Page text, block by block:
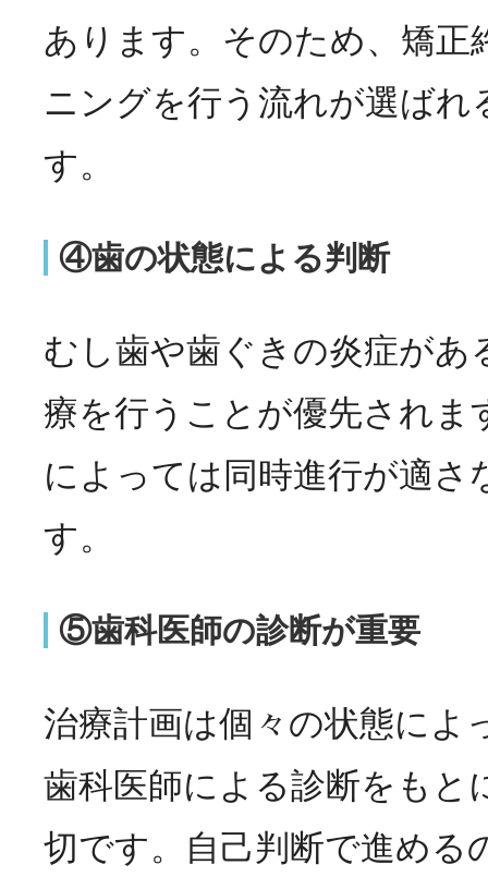
あります。そのため、矯正
ニングを行う流れが選ばれ
す。
④歯の状態による判断
むし歯や歯ぐきの炎症があ
療を行うことが優先されま
によっては同時進行が適さ
す。
⑤歯科医師の診断が重要
治療計画は個々の状態によ
歯科医師による診断をもと
切です。自己判断で進める